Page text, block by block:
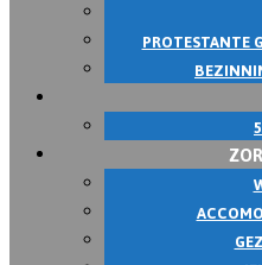
PROTESTANTE